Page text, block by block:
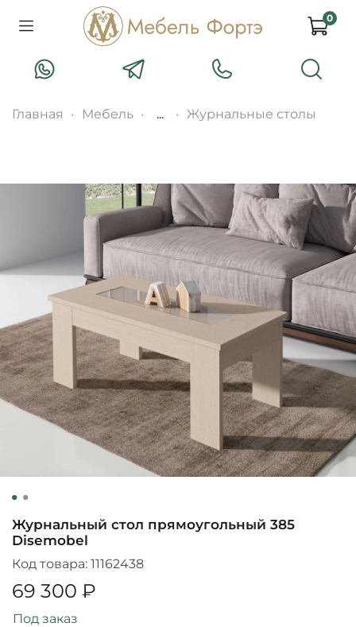
0
Главная Мебель ... Журнальные столы
Журнальный стол прямоугольный 385
Disemobel
Код товара: 11162438
69 300 ₽
Под заказ